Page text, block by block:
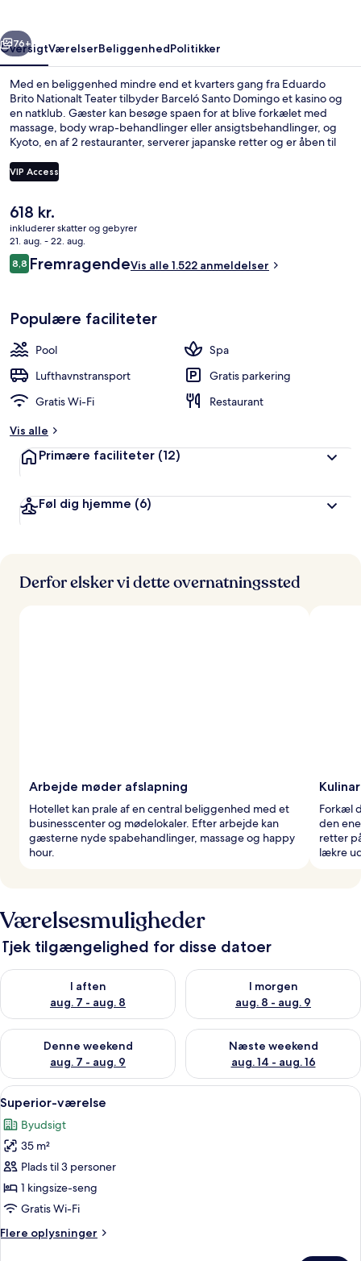
Næste
76+
OversigtVærelserBeliggenhedPolitikker
Med en beliggenhed mindre end et kvarters gang fra Eduardo
Brito Nationalt Teater tilbyder Barceló Santo Domingo et kasino og
en natklub. Gæster kan besøge spaen for at blive forkælet med
massage, body wrap-behandlinger eller ansigtsbehandlinger, og
Kyoto, en af 2 restauranter, serverer japanske retter og er åben til
fitnesscenter er andre højdepunkter. Rejsende er vilde med stedets
pool og hjælpsomme personale. Overnatningsstedet ligger kun en
minutter væk og Casandra Damiron Metrostation ligger 10 minutter
derfra.
VIP Access
Den
nuværende
pris
er
618 kr.
618 kr.
inkluderer skatter og gebyrer
21. aug. - 22. aug.
Anmeldelser
8,88,8 ud af 10.
FremragendeVis alle 1.522 anmeldelser
Populære faciliteter
Pool
Spa
Lufthavnstransport
Gratis parkering
Gratis Wi-Fi
Restaurant
Vis alle
Primære faciliteter (12)
Føl dig hjemme (6)
Derfor elsker vi dette overnatningssted
Arbejde møder afslapning
Hotellet kan prale af en central beliggenhed med et
businesscenter og mødelokaler. Efter arbejde kan
gæsterne nyde spabehandlinger, massage og happy
hour.
Forkæl
den
retter
lækre
Værelsesmuligheder
Tjek tilgængelighed for disse datoer
I aften
aug. 7 - aug. 8
Tjek tilgængelighed for i aften aug. 7 - aug. 8
I morgen
aug. 8 - aug. 9
Tjek tilgængelighed for i
Denne weekend
aug. 7 - aug. 9
Tjek tilgængelighed for denne weekend aug. 7 - aug. 9
Næste weekend
aug. 14 - aug. 16
Tjek tilgængelighed for næste
Indlæs
alle
billeder
af
Superior-
værelse
Et hotelværelse med to senge, et
10
Superior-værelse
Byudsigt
35 m²
Plads til 3 personer
1 kingsize-seng
Gratis Wi-Fi
Flere oplysninger
Flere